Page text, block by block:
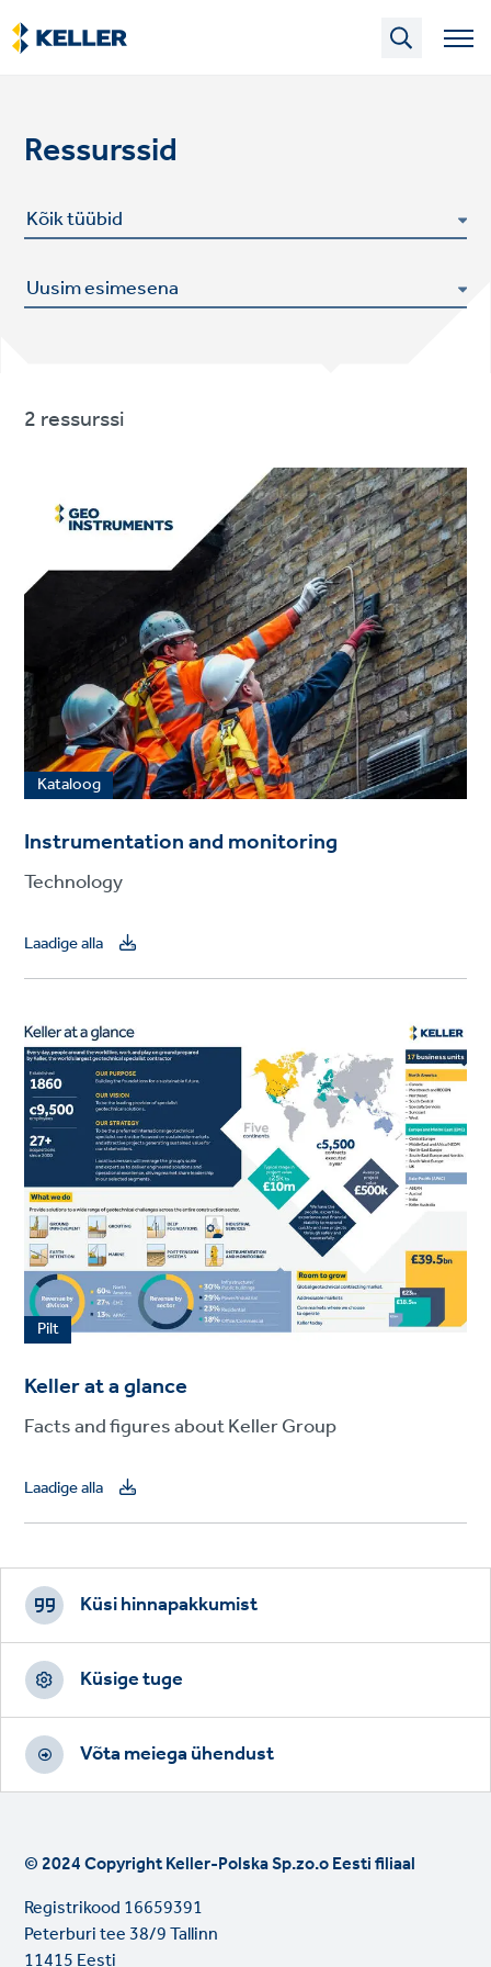
Skip
to
main
Ressurssid
2 ressurssi
Kataloog
Instrumentation and monitoring
Technology
Laadige alla
Pilt
Keller at a glance
Facts and figures about Keller Group
Laadige alla
Footer
CTAs
Küsi hinnapakkumist
Küsige tuge
Võta meiega ühendust
© 2024 Copyright Keller-Polska Sp.zo.o Eesti filiaal
Registrikood 16659391
Peterburi tee 38/9 Tallinn